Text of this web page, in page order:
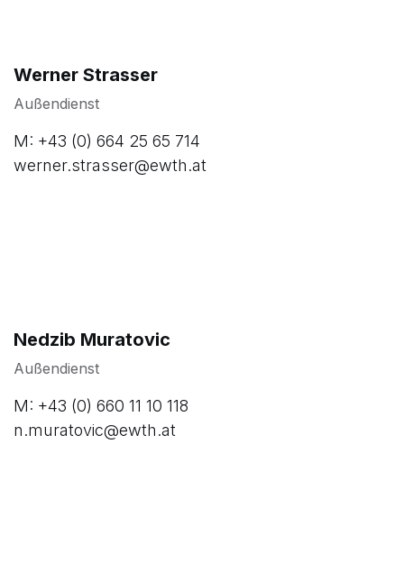
Werner Strasser
Außendienst
M: +43 (0) 664 25 65 714
werner.strasser@ewth.at
Nedzib Muratovic
Außendienst
M: +43 (0) 660 11 10 118
n.muratovic@ewth.at